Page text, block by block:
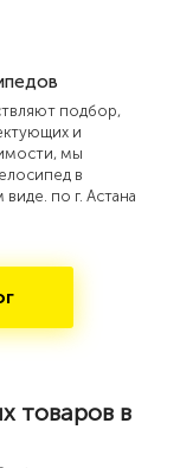
подбор,
и
мы
в
по г. Астана
товаров в